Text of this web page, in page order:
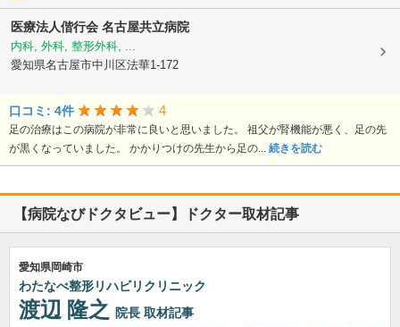
医療法人偕行会 名古屋共立病院
内科, 外科, 整形外科, ...
愛知県名古屋市中川区法華1-172
口コミ: 4件 4
足の治療はこの病院が非常に良いと思いました。 祖父が腎機能が悪く、足の先
が黒くなっていました。 かかりつけの先生から足の... 続きを読む
【病院なびドクタビュー】ドクター取材記事
愛知県岡崎市
わたなべ整形リハビリクリニック
渡辺 隆之 院長 取材記事